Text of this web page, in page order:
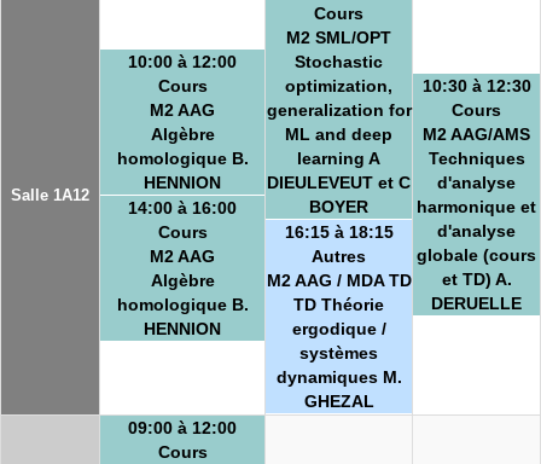
Salle 1A12
10:00 à 12:00
Cours
M2 AAG
Algèbre
homologique B.
HENNION
14:00 à 16:00
Cours
M2 AAG
Algèbre
homologique B.
HENNION
Cours
M2 SML/OPT
Stochastic
optimization,
generalization for
ML and deep
learning A
DIEULEVEUT et C
BOYER
16:15 à 18:15
Autres
M2 AAG / MDA TD
TD Théorie
ergodique /
systèmes
dynamiques M.
GHEZAL
10:30 à 12:30
Cours
M2 AAG/AMS
Techniques
d'analyse
harmonique et
d'analyse
globale (cours
et TD) A.
DERUELLE
09:00 à 12:00
Cours